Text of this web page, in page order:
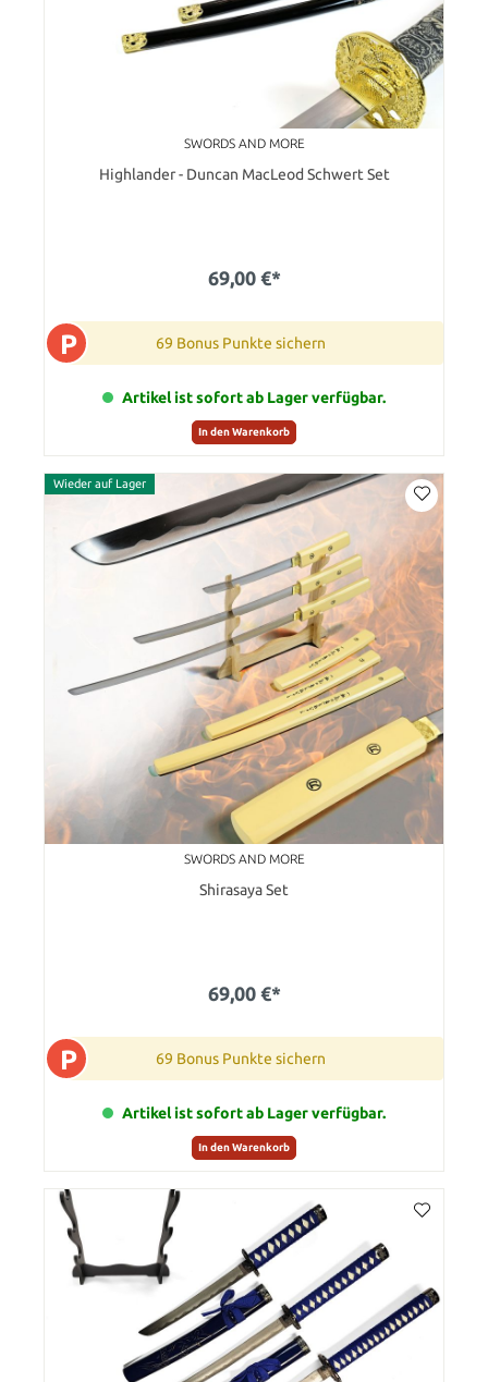
SWORDS AND MORE
Highlander - Duncan MacLeod Schwert Set
69,00 €*
P 69 Bonus Punkte sichern
Artikel ist sofort ab Lager verfügbar.
In den Warenkorb
Wieder auf Lager
SWORDS AND MORE
Shirasaya Set
69,00 €*
P 69 Bonus Punkte sichern
Artikel ist sofort ab Lager verfügbar.
In den Warenkorb